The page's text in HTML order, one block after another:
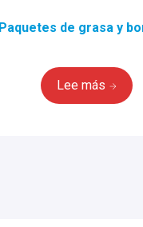
Paquetes de grasa y
Lee más